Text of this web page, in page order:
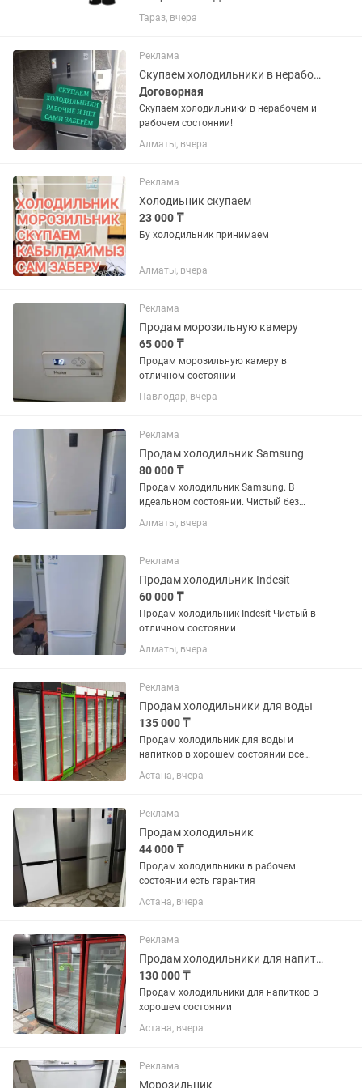
утилизацией и выноса с этажей старой
техники.
Тараз, вчера
Реклама
Скупаем холодильники в нерабочем и рабочем состоянии!
Договорная
Скупаем холодильники в нерабочем и
рабочем состоянии!
Алматы, вчера
Реклама
Холодиьник скупаем
23 000 ₸
Бу холодильник принимаем
Алматы, вчера
Реклама
Продам морозильную камеру
65 000 ₸
Продам морозильную камеру в
отличном состоянии
Павлодар, вчера
Реклама
Продам холодильник Samsung
80 000 ₸
Продам холодильник Samsung. В
идеальном состоянии. Чистый без
запахов резинки целые. Возможно
доставка
Алматы, вчера
Реклама
Продам холодильник Indesit
60 000 ₸
Продам холодильник Indesit Чистый в
отличном состоянии
Алматы, вчера
Реклама
Продам холодильники для воды
135 000 ₸
Продам холодильник для воды и
напитков в хорошем состоянии все
работает без дефектов
Астана, вчера
Реклама
Продам холодильник
44 000 ₸
Продам холодильники в рабочем
состоянии есть гарантия
Астана, вчера
Реклама
Продам холодильники для напитков в хорошем состоянии
130 000 ₸
Продам холодильники для напитков в
хорошем состоянии
Астана, вчера
Реклама
Морозильник